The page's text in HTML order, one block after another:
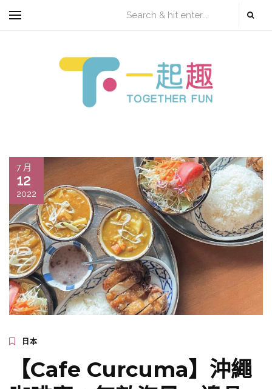
7 月
12
2022
日本
【Cafe Curcuma】沖繩